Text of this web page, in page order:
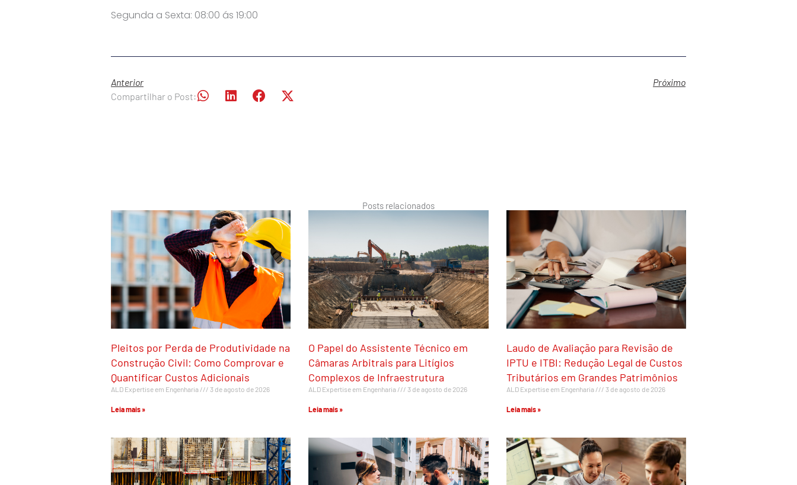
Segunda a Sexta: 08:00 ás 19:00
Anterior
Próximo
Compartilhar o Post:
Posts relacionados
Pleitos por Perda de Produtividade na
Construção Civil: Como Comprovar e
Quantificar Custos Adicionais
ALD Expertise em Engenharia 3 de agosto de 2026
Leia mais »
O Papel do Assistente Técnico em
Câmaras Arbitrais para Litígios
Complexos de Infraestrutura
ALD Expertise em Engenharia 3 de agosto de 2026
Leia mais »
Laudo de Avaliação para Revisão de
IPTU e ITBI: Redução Legal de Custos
Tributários em Grandes Patrimônios
ALD Expertise em Engenharia 3 de agosto de 2026
Leia mais »